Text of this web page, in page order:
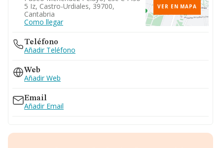
5 Iz, Castro-Urdiales, 39700,
Cantabria
Como llegar
VER EN MAPA
Teléfono
Añadir Teléfono
Web
Añadir Web
Email
Añadir Email